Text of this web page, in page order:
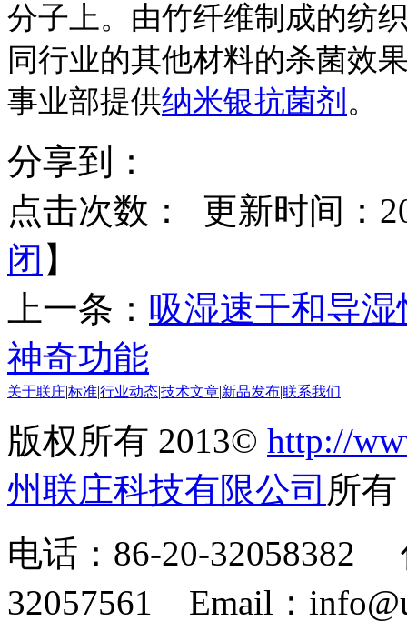
分子上。由竹纤维制成的纺
同行业的其他材料的杀菌效
事业部提供纳米银抗菌剂 。
分享到：
点击次数：
更新时间：
闭 】
上一条： 吸湿速干和导
神奇功能
关于联庄标准行业动态技术文章 新品发布联系我们
版权所有 2013© http://
州联庄科技有限公司 所
电话：86-20-32058382
32057561 Email：